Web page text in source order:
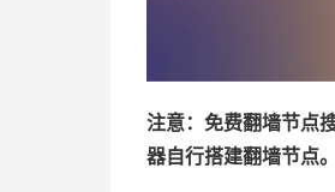
注意：免费翻墙节点
器自行搭建翻墙节点。